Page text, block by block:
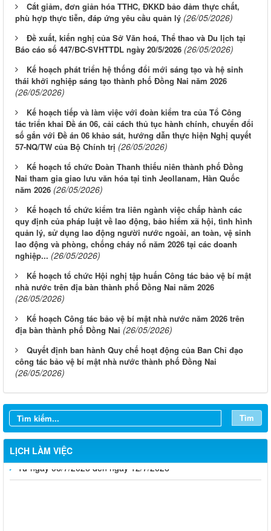
Cắt giảm, đơn giản hóa TTHC, ĐKKD bảo đảm thực chất,
phù hợp thực tiễn, đáp ứng yêu cầu quản lý (26/05/2026)
Đề xuất, kiến nghị của Sở Văn hoá, Thể thao và Du lịch tại
Báo cáo số 447/BC-SVHTTDL ngày 20/5/2026 (26/05/2026)
Kế hoạch phát triển hệ thống đổi mới sáng tạo và hệ sinh
thái khởi nghiệp sáng tạo thành phố Đồng Nai năm 2026
(26/05/2026)
Kế hoạch tiếp và làm việc với đoàn kiểm tra của Tổ Công
tác triển khai Đề án 06, cải cách thủ tục hành chính, chuyển đổi
số gắn với Đề án 06 khảo sát, hướng dẫn thực hiện Nghị quyết
57-NQ/TW của Bộ Chính trị (26/05/2026)
Kế hoạch tổ chức Đoàn Thanh thiếu niên thành phố Đồng
Nai tham gia giao lưu văn hóa tại tỉnh Jeollanam, Hàn Quốc
năm 2026 (26/05/2026)
Kế hoạch tổ chức kiểm tra liên ngành việc chấp hành các
quy định của pháp luật về lao động, bảo hiểm xã hội, tình hình
quản lý, sử dụng lao động người nước ngoài, an toàn, vệ sinh
lao động và phòng, chống cháy nổ năm 2026 tại các doanh
nghiệp... (26/05/2026)
Kế hoạch tổ chức Hội nghị tập huấn Công tác bảo vệ bí mật
nhà nước trên địa bàn thành phố Đồng Nai năm 2026
(26/05/2026)
Kế hoạch Công tác bảo vệ bí mật nhà nước năm 2026 trên
địa bàn thành phố Đồng Nai (26/05/2026)
Quyết định ban hành Quy chế hoạt động của Ban Chỉ đạo
công tác bảo vệ bí mật nhà nước thành phố Đồng Nai
(26/05/2026)
Tìm
LỊCH LÀM VIỆC
Từ ngày 03/8/2026 đến ngày 09/8/2026
Từ ngày 20/7/2026 đến ngày 26/7/2026
Từ ngày 13/7/2026 đến ngày 18/7/2026
Từ ngày 06/7/2026 đến ngày 12/7/2026